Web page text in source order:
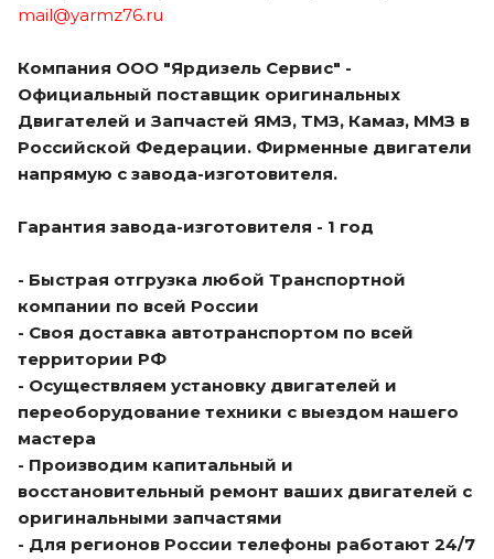
mail@yarmz76.ru
Компания ООО "Ярдизель Сервис" -
Официальный поставщик оригинальных
Двигателей и Запчастей ЯМЗ, ТМЗ, Камаз, ММЗ в
Российской Федерации. Фирменные двигатели
напрямую с завода-изготовителя.
Гарантия завода-изготовителя - 1 год
- Быстрая отгрузка любой Транспортной
компании по всей России
- Своя доставка автотранспортом по всей
территории РФ
- Осуществляем установку двигателей и
переоборудование техники с выездом нашего
мастера
- Производим капитальный и
восстановительный ремонт ваших двигателей с
оригинальными запчастями
- Для регионов России телефоны работают 24/7